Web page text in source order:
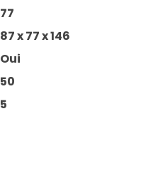
77
87 x 77 x 146
Oui
50
5